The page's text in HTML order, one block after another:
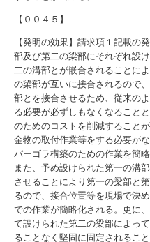
【００４５】
【発明の効果】請求項１記載の
部及び第二の梁部にそれぞれ設
二の溝部とが嵌合されることに
の梁部が互いに接合されるので
部とを接合させるため、従来の
る必要が必ずしもなくなること
のためのコストを削減すること
金物の取付作業等をする必要が
パーゴラ構築のための作業を簡
また、予め設けられた第一の溝
させることにより第一の梁部と
るので、接合位置等を現場で決
での作業が簡略化される。更に
て設けられた第二の梁部によっ
ることなく堅固に固定されるこ